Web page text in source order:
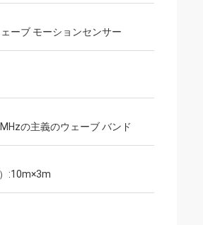
ーブ モーションセンサー
の主義のウェーブ バンド
:10m×3m